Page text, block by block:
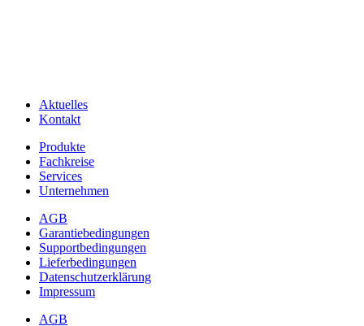
Aktuelles
Kontakt
Produkte
Fachkreise
Services
Unternehmen
AGB
Garantiebedingungen
Supportbedingungen
Lieferbedingungen
Datenschutzerklärung
Impressum
AGB